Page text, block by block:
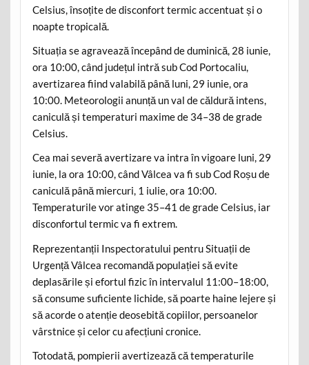
Celsius, însoțite de disconfort termic accentuat și o
noapte tropicală.
Situația se agravează începând de duminică, 28 iunie,
ora 10:00, când județul intră sub Cod Portocaliu,
avertizarea fiind valabilă până luni, 29 iunie, ora
10:00. Meteorologii anunță un val de căldură intens,
caniculă și temperaturi maxime de 34–38 de grade
Celsius.
Cea mai severă avertizare va intra în vigoare luni, 29
iunie, la ora 10:00, când Vâlcea va fi sub Cod Roșu de
caniculă până miercuri, 1 iulie, ora 10:00.
Temperaturile vor atinge 35–41 de grade Celsius, iar
disconfortul termic va fi extrem.
Reprezentanții Inspectoratului pentru Situații de
Urgență Vâlcea recomandă populației să evite
deplasările și efortul fizic în intervalul 11:00–18:00,
să consume suficiente lichide, să poarte haine lejere și
să acorde o atenție deosebită copiilor, persoanelor
vârstnice și celor cu afecțiuni cronice.
Totodată, pompierii avertizează că temperaturile